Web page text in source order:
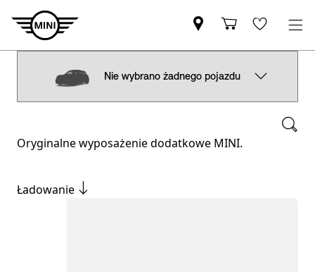
Nie wybrano żadnego pojazdu
Oryginalne wyposażenie dodatkowe MINI.
Ładowanie